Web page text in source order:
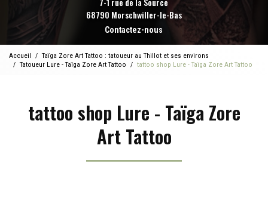
68790 Morschwiller-le-Bas
Contactez-nous
Accueil
Taïga Zore Art Tattoo : tatoueur au Thillot et ses environs
Tatoueur Lure - Taïga Zore Art Tattoo
tattoo shop Lure - Taïga Zore Art Tattoo
tattoo shop Lure - Taïga Zore
Art Tattoo